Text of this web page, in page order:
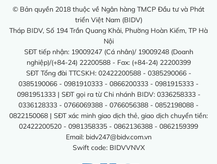
© Bản quyền 2018 thuộc về Ngân hàng TMCP Đầu tư và Phát
triển Việt Nam (BIDV)
Tháp BIDV, Số 194 Trần Quang Khải, Phường Hoàn Kiếm, TP Hà
Nội
SĐT tiếp nhận: 19009247 (Cá nhân)/ 19009248 (Doanh
nghiệp)/(+84-24) 22200588 - Fax: (+84-24) 22200399
SĐT Tổng đài TTCSKH: 02422200588 - 0385290066 -
0385190066 - 0981910333 - 0866200333 - 0981915333 -
0981951333 | SĐT gọi ra từ Chi nhánh BIDV: 0336258333 -
0336128333 - 0766069388 - 0766056388 - 0852198088 -
0822150068 | SĐT xác minh giao dịch thẻ, giao dịch chuyển tiền:
02422200520 - 0981358335 - 0862136388 - 0862159399
Email: bidv247@bidv.com.vn
Swift code: BIDVVNVX